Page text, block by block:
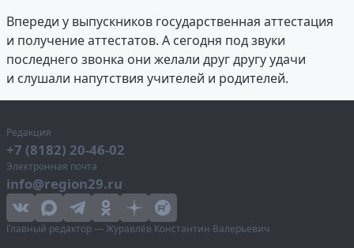
Впереди у выпускников государственная аттестация
и получение аттестатов. А сегодня под звуки
последнего звонка они желали друг другу удачи
и слушали напутствия учителей и родителей.
Редакция
+7 (8182) 20-46-02
Электронная почта
info@region29.ru
Главный редактор — Журавлёв Константин Валерьевич